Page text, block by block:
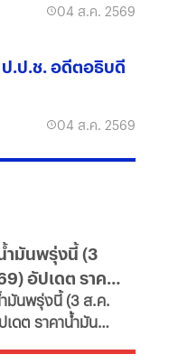
04 ส.ค. 2569
ป.ป.ช. อดีตอธิบดี
04 ส.ค. 2569
ำมันพรุ่งนี้ (3
อัปเดต ราคา
าสุด จากปั๊ม
มันพรุ่งนี้ (3 ส.ค.
ดต ราคาน้ำมัน